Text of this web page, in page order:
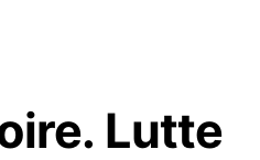
Lutte